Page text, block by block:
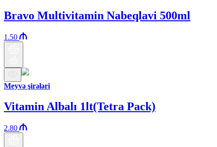
Bravo Multivitamin Nabeqlavi 500ml
1.50
Meyvə şirələri
Vitamin Albalı 1lt(Tetra Pack)
2.80